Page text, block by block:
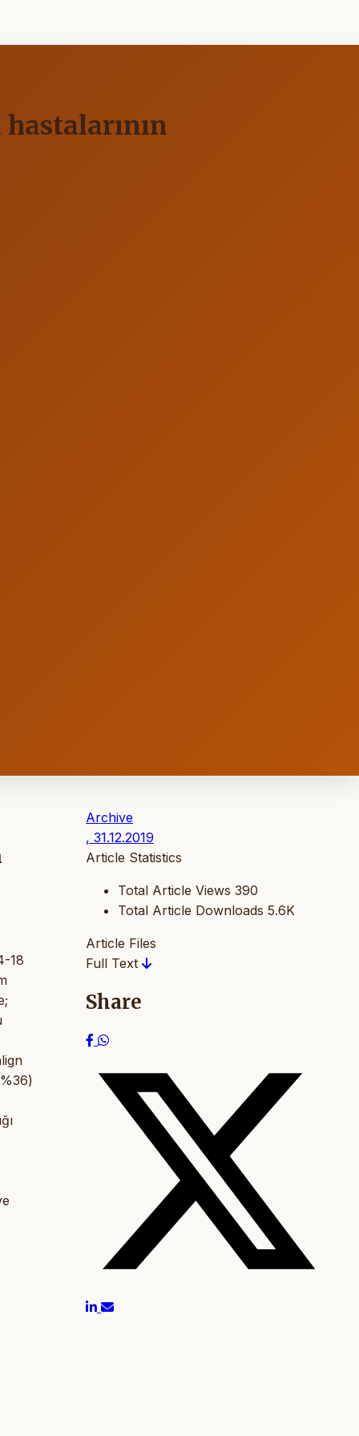
18
Archive
, 31.12.2019
Article Statistics
Total Article Views 390
Total Article Downloads 5.6K
Article Files
Full Text
Share